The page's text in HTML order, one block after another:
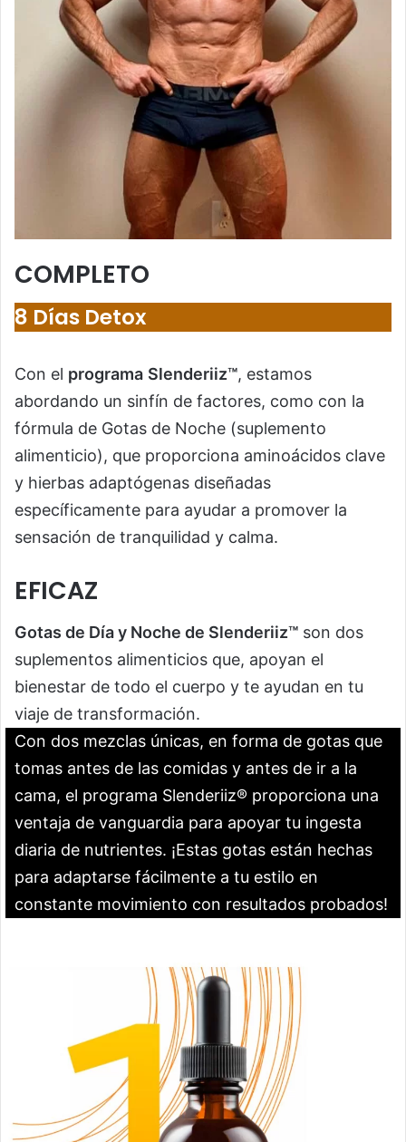
COMPLETO
8 Días Detox
Con el programa Slenderiiz™, estamos
abordando un sinfín de factores, como con la
fórmula de Gotas de Noche (suplemento
alimenticio), que proporciona aminoácidos clave
y hierbas adaptógenas diseñadas
específicamente para ayudar a promover la
sensación de tranquilidad y calma.
EFICAZ
Gotas de Día y Noche de Slenderiiz™ son dos
suplementos alimenticios que, apoyan el
bienestar de todo el cuerpo y te ayudan en tu
viaje de transformación.
Con dos mezclas únicas, en forma de gotas que
tomas antes de las comidas y antes de ir a la
cama, el programa Slenderiiz® proporciona una
ventaja de vanguardia para apoyar tu ingesta
diaria de nutrientes. ¡Estas gotas están hechas
para adaptarse fácilmente a tu estilo en
constante movimiento con resultados probados!